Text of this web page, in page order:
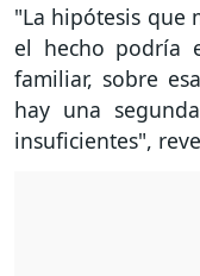
"La hipótesis que
el hecho podría
familiar, sobre
hay una
insuficientes",